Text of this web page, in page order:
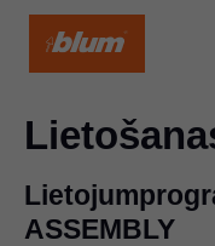
ASSEMBLY